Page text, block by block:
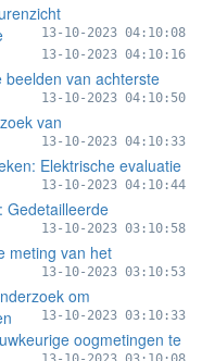
13-10-2023 04:10:08
13-10-2023 04:10:16
van achterste
13-10-2023 04:10:50
van
13-10-2023 04:10:33
Elektrische evaluatie
13-10-2023 04:10:44
Gedetailleerde
13-10-2023 03:10:58
meting van het
13-10-2023 03:10:53
om
13-10-2023 03:10:33
oogmetingen te